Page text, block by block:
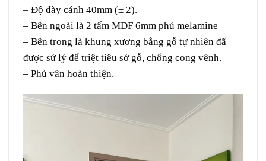
– Độ dày cánh 40mm (± 2).
– Bên ngoài là 2 tấm MDF 6mm phủ melamine
– Bên trong là khung xương bằng gỗ tự nhiên đã
được sử lý để triệt tiêu sớ gỗ, chống cong vênh.
– Phủ vân hoàn thiện.